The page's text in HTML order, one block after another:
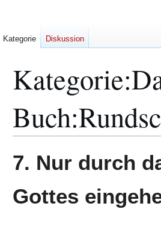
Kategorie:
Navigation
Suche
7. Nur durch
Gottes
Kategorie Diskussion